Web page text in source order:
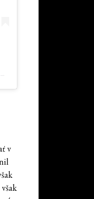
PRÍSPEVOK ZDIEĽANÝ NEW WAVE MAGAZINE (@NWAVEMAGAZINE)
v